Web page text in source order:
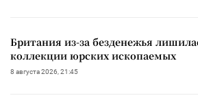
Британия из-за безденежья
коллекции юрских ископаемых
8 августа 2026, 21:45